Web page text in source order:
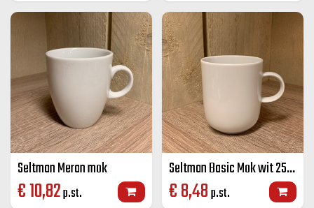
Seltman Meran mok
€10,82p.st.
Seltman Basic Mok wit 25 cl
€8,48p.st.